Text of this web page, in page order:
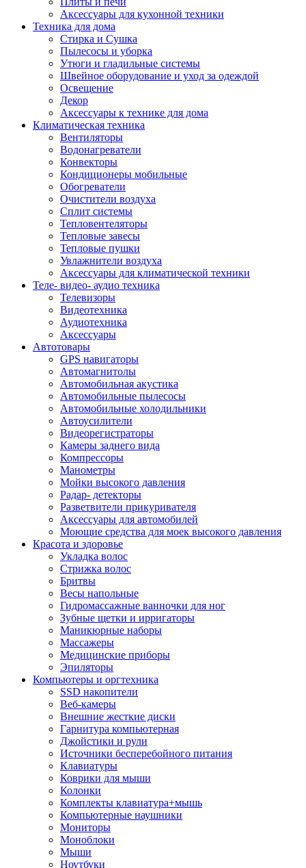
Аксессуары для кухонной техники
Техника для дома
Стирка и Сушка
Пылесосы и уборка
Утюги и гладильные системы
Швейное оборудование и уход за одеждой
Освещение
Декор
Аксессуары к технике для дома
Климатическая техника
Вентиляторы
Водонагреватели
Конвекторы
Кондиционеры мобильные
Обогреватели
Очистители воздуха
Сплит системы
Тепловентеляторы
Тепловые завесы
Тепловые пушки
Увлажнители воздуха
Аксессуары для климатической техники
Теле- видео- аудио техника
Телевизоры
Видеотехника
Аудиотехника
Аксессуары
Автотовары
GPS навигаторы
Автомагнитолы
Автомобильная акустика
Автомобильные пылесосы
Автомобильные холодильники
Автоусилители
Видеорегистраторы
Камеры заднего вида
Компрессоры
Манометры
Мойки высокого давления
Радар- детекторы
Разветвители прикуривателя
Аксессуары для автомобилей
Моющие средства для моек высокого давления
Красота и здоровье
Укладка волос
Стрижка волос
Бритвы
Весы напольные
Гидромассажные ванночки для ног
Зубные щетки и ирригаторы
Маникюрные наборы
Массажеры
Медицинские приборы
Эпиляторы
Компьютеры и оргтехника
SSD накопители
Веб-камеры
Внешние жесткие диски
Гарнитура компьютерная
Джойстики и рули
Источники бесперебойного питания
Клавиатуры
Коврики для мыши
Колонки
Комплекты клавиатура+мышь
Компьютерные наушники
Мониторы
Моноблоки
Мыши
Ноутбуки